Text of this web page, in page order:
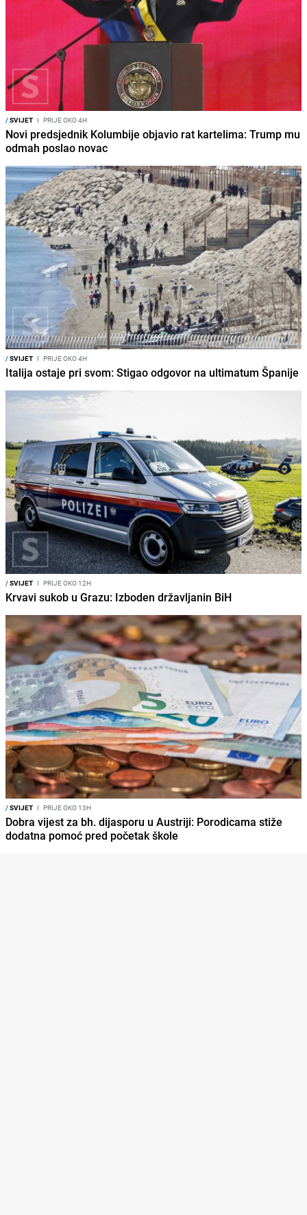
/SVIJET I PRIJE OKO 4H
Novi predsjednik Kolumbije objavio rat kartelima: Trump mu
odmah poslao novac
/SVIJET I PRIJE OKO 4H
Italija ostaje pri svom: Stigao odgovor na ultimatum Španije
/SVIJET I PRIJE OKO 12H
Krvavi sukob u Grazu: Izboden državljanin BiH
/SVIJET I PRIJE OKO 13H
Dobra vijest za bh. dijasporu u Austriji: Porodicama stiže
dodatna pomoć pred početak škole